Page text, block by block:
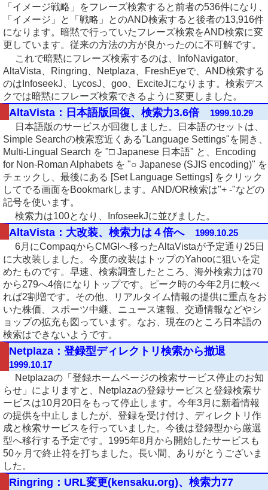
「イメージ戦略」をフレーズ検索すると前者の536件になり、
「イメージ」と「戦略」とのAND検索すると後者の13,916件
になります。暗黙で行っていたフレーズ検索をAND検索に変
更しています。従来の方法の方が良かったのに不可解です。
これで暗黙にフレーズ検索するのは、InfoNavigator、
AltaVista、Ringring、Netplaza、FreshEyeで、AND検索する
のはInfoseekJ、LycosJ、goo、ExciteJになります。検索デス
クでは暗黙にフレーズ検索できるように変更しました。
AltaVista：日本語版回復、検索力3.6倍
1999.10.29
日本語版のサービスが回復しました。日本語のセットは、
Simple Searchの検索窓近くある"Language Settings"を開き、
Multi-Lingual Search を "□ Japanese 日本語" と、Encoding
for Non-Roman Alphabets を "○ Japanese (SJIS encoding)" を
チェックし、最後にある [Set Language Settings] をクリック
してでる画面をBookmarkします。AND/OR検索は"+ -"などの
記号を使います。
検索力は100となり、InfoseekJに並びました。
AltaVista：大改装、検索力は４倍へ
1999.10.25
6月にCompaqからCMGIへ移ったAltaVistaが予定通り25日
に大改装しました。今度の改装はトップのYahooに狙いを定
めたものです。早速、検索調査したところ、海外検索力は70
から279へ4倍になりトップです。ピーク時の今年2月に較べ
れば2割増です。その他、リアルタイム情報の提供に重点をお
いた株価、スポーツ中継、ニュース速報、交通情報などやシ
ョップの拡充も図っています。なお、現在のところ日本語の
検索はできないようです。
Netplaza：登録型ディレクトリ検索から撤退
1999.10.17
Netplazaの「登録ホームページの検索サービス停止のお知
らせ」によりますと、Netplazaの登録サービスと登録検索サ
ービスは10月20日をもって停止します。今年3月に新着情報
の提供を中止しましたが、登録を受け付け、ディレクトリ作
成と検索サービスを行っていました。今後は登録型から厳選
型へ移行する予定です。1995年8月から開始したサービスも
50ヶ月で終止符を打ちました。長い間、ありがとうございま
した。
Ringring：URL変更(kensaku.org)、検索力77